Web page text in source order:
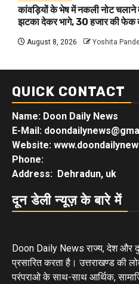
कांवड़ियों के भेष में नकली नोट चलाने
झटका देकर भागे, 30 हजार की फेक
August 8, 2026 Yoshita
QUICK CONTACT
Name: Doon Daily News
E-Mail:
Website:
Phone:
Address: Dehradun, uk
दून डेली न्यूज़ के बारे में
Doon Daily News राज्य, देश और
प्रसारित करता है। उत्तराखण्ड की
परंपराओ के साथ-साथ आर्थिक,